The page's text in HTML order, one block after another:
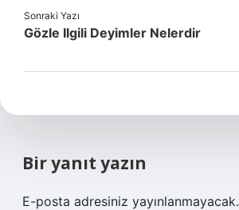
Sonraki Yazı
Gözle Ilgili Deyimler Nelerdir
Bir yanıt yazın
E-posta adresiniz yayınlanmayacak.